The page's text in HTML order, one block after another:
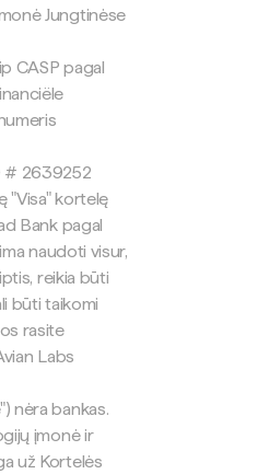
Jungtinėse
CASP pagal
# 2639252
"Visa" kortelę
Bank pagal
naudoti visur,
reikia būti
būti taikomi
rasite
Labs
nėra bankas.
įmonė ir
už Kortelės